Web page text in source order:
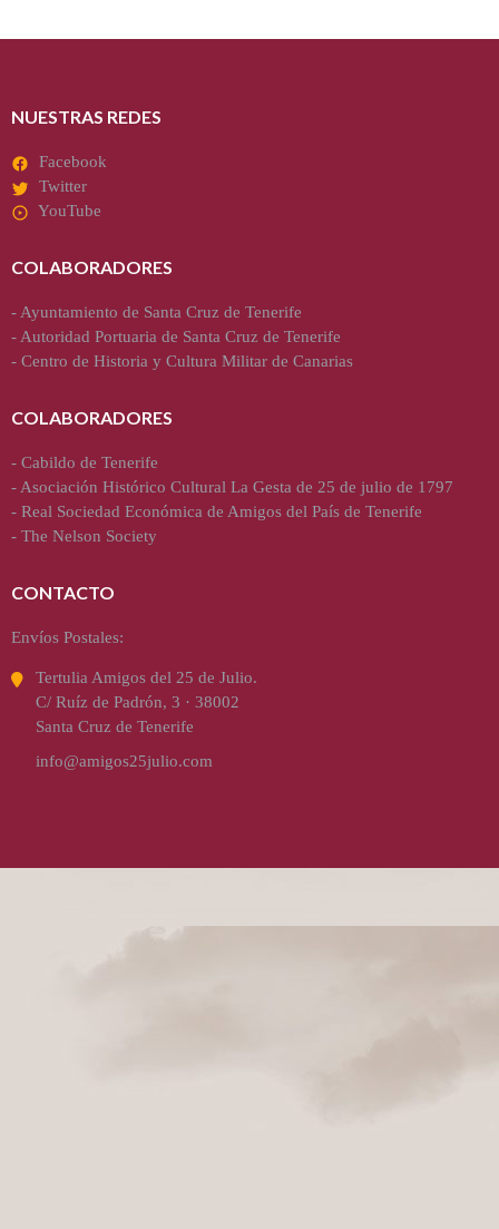
NUESTRAS REDES
Facebook
Twitter
YouTube
COLABORADORES
- Ayuntamiento de Santa Cruz de Tenerife
- Autoridad Portuaria de Santa Cruz de Tenerife
- Centro de Historia y Cultura Militar de Canarias
COLABORADORES
- Cabildo de Tenerife
- Asociación Histórico Cultural La Gesta de 25 de julio de 1797
- Real Sociedad Económica de Amigos del País de Tenerife
- The Nelson Society
CONTACTO
Envíos Postales:
Tertulia Amigos del 25 de Julio.
C/ Ruíz de Padrón, 3 · 38002
Santa Cruz de Tenerife
info@amigos25julio.com